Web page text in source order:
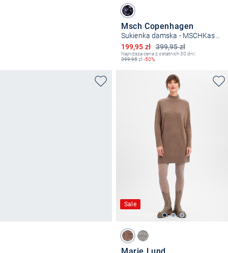
Msch Copenhagen
399,95 zł
Obniżona cena
199,95 zł
Najniższa cena z ostatnich 30 dni:
399,95zł-50%
Sale
Marie Lund